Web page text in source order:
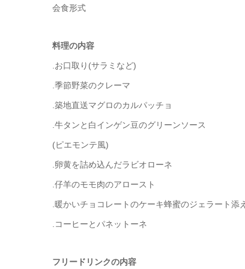
会食形式
料理の内容
.お口取り(サラミなど)
.季節野菜のクレーマ
.築地直送マグロのカルパッチョ
.牛タンと白インゲン豆のグリーンソース
(ピエモンテ風)
.卵黄を詰め込んだラビオローネ
.仔羊のモモ肉のアロースト
.暖かいチョコレートのケーキ蜂蜜のジェラート添え
.コーヒーとパネットーネ
フリードリンクの内容